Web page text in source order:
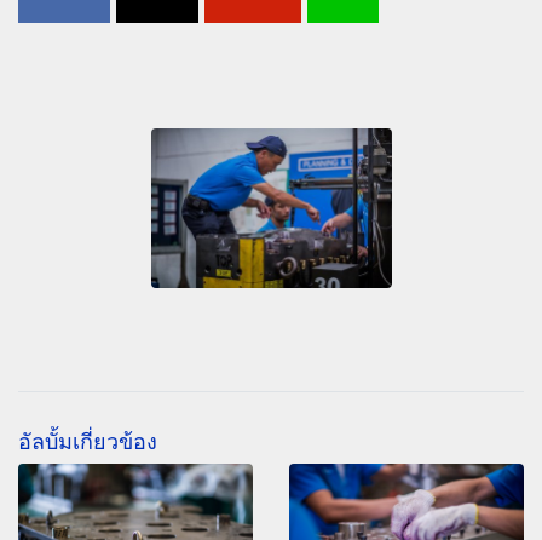
อัลบั้มเกี่ยวข้อง